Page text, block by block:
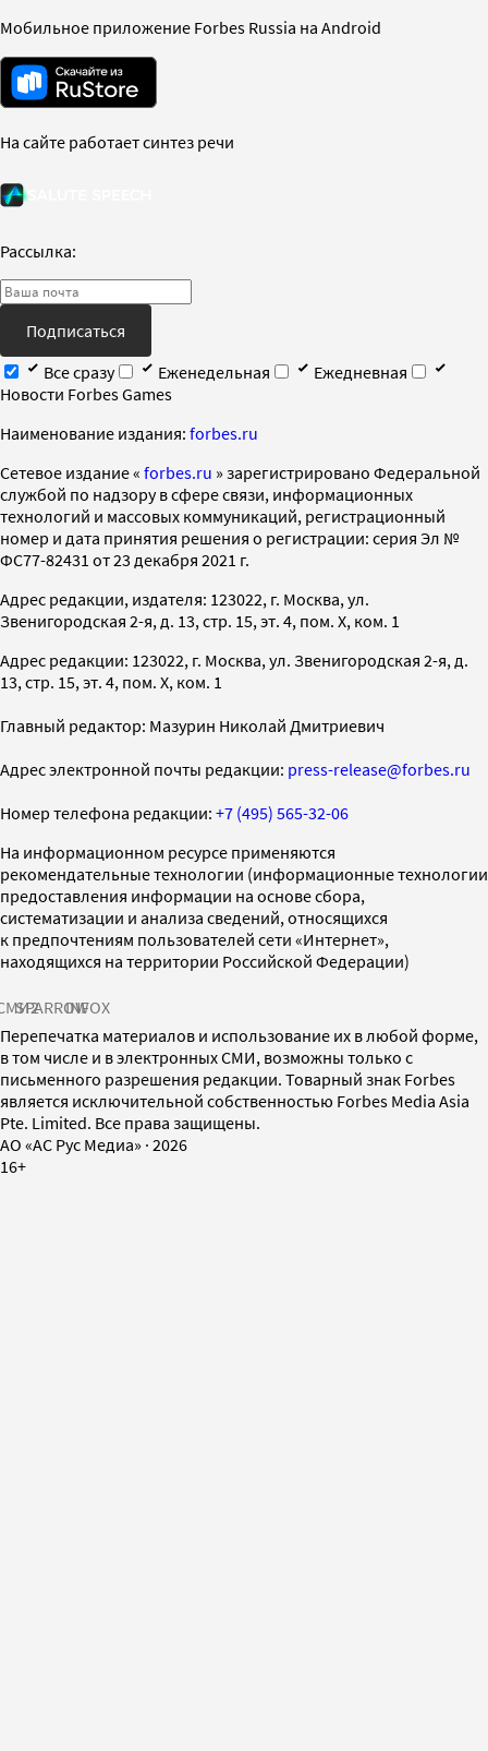
Мобильное приложение Forbes Russia на Android
На сайте работает синтез речи
Рассылка:
Подписаться
Все сразу
Еженедельная
Ежедневная
Новости Forbes Games
Наименование издания: forbes.ru
Cетевое издание « forbes.ru » зарегистрировано Федеральной
службой по надзору в сфере связи, информационных
технологий и массовых коммуникаций, регистрационный
номер и дата принятия решения о регистрации: серия Эл №
ФС77-82431 от 23 декабря 2021 г.
Адрес редакции, издателя: 123022, г. Москва, ул.
Звенигородская 2-я, д. 13, стр. 15, эт. 4, пом. X, ком. 1
Адрес редакции: 123022, г. Москва, ул. Звенигородская 2-я, д.
13, стр. 15, эт. 4, пом. X, ком. 1
Главный редактор: Мазурин Николай Дмитриевич
Адрес электронной почты редакции: press-release@forbes.ru
Номер телефона редакции: +7 (495) 565-32-06
На информационном ресурсе применяются
рекомендательные технологии (информационные технологии
предоставления информации на основе сбора,
систематизации и анализа сведений, относящихся
к предпочтениям пользователей сети «Интернет»,
находящихся на территории Российской Федерации)
SPARROWINFOX
Перепечатка материалов и использование их в любой форме,
в том числе и в электронных СМИ, возможны только с
письменного разрешения редакции. Товарный знак Forbes
является исключительной собственностью Forbes Media Asia
Pte. Limited. Все права защищены.
AO «АС Рус Медиа» · 2026
16+